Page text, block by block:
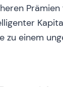
Validus-
RenRe-
zu einem